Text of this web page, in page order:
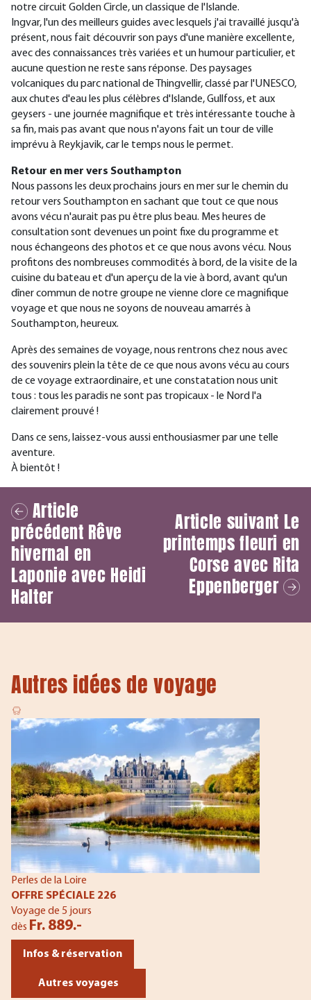
notre circuit Golden Circle, un classique de l'Islande.
Ingvar, l'un des meilleurs guides avec lesquels j'ai travaillé jusqu'à
présent, nous fait découvrir son pays d'une manière excellente,
avec des connaissances très variées et un humour particulier, et
aucune question ne reste sans réponse. Des paysages
volcaniques du parc national de Thingvellir, classé par l'UNESCO,
aux chutes d'eau les plus célèbres d'Islande, Gullfoss, et aux
geysers - une journée magnifique et très intéressante touche à
sa fin, mais pas avant que nous n'ayons fait un tour de ville
imprévu à Reykjavik, car le temps nous le permet.
Retour en mer vers Southampton
Nous passons les deux prochains jours en mer sur le chemin du
retour vers Southampton en sachant que tout ce que nous
avons vécu n'aurait pas pu être plus beau. Mes heures de
consultation sont devenues un point fixe du programme et
nous échangeons des photos et ce que nous avons vécu. Nous
profitons des nombreuses commodités à bord, de la visite de la
cuisine du bateau et d'un aperçu de la vie à bord, avant qu'un
dîner commun de notre groupe ne vienne clore ce magnifique
voyage et que nous ne soyons de nouveau amarrés à
Southampton, heureux.
Après des semaines de voyage, nous rentrons chez nous avec
des souvenirs plein la tête de ce que nous avons vécu au cours
de ce voyage extraordinaire, et une constatation nous unit
tous : tous les paradis ne sont pas tropicaux - le Nord l'a
clairement prouvé !
Dans ce sens, laissez-vous aussi enthousiasmer par une telle
aventure.
À bientôt !
Article
précédent Rêve
hivernal en
Laponie avec Heidi
Halter
Article suivant Le
printemps fleuri en
Corse avec Rita
Eppenberger
Autres idées de voyage
Perles de la Loire
OFFRE SPÉCIALE 226
Voyage de 5 jours
dès Fr. 889.-
Infos & réservation
Autres voyages